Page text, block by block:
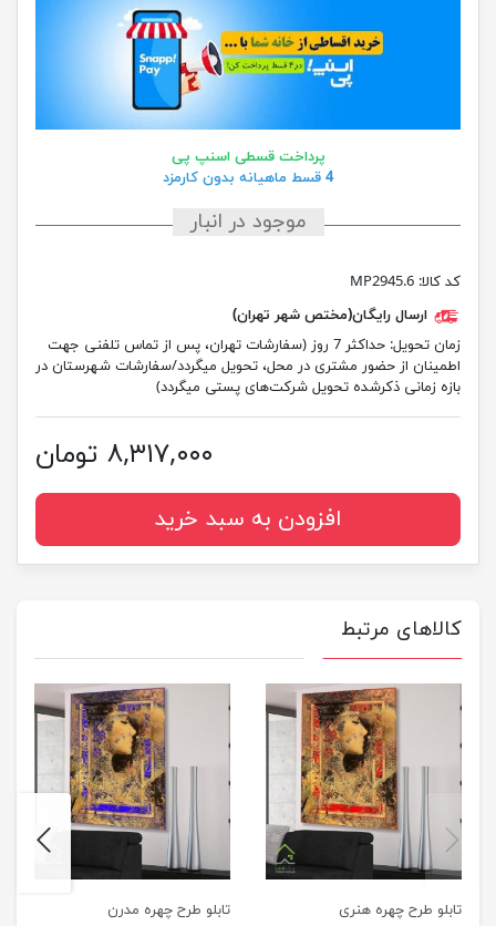
پرداخت قسطی اسنپ پی
4 قسط ماهیانه بدون کارمزد
موجود در انبار
کد کالا: MP2945.6
ارسال رایگان(مختص شهر تهران)
زمان تحویل:
حداکثر 7 روز (سفارشات تهران، پس از تماس تلفنی جهت
اطمینان از حضور مشتری در محل، تحویل میگردد/سفارشات شهرستان در
بازه زمانی ذکرشده تحویل شرکت‌های پستی میگردد)
۸,۳۱۷,۰۰۰ تومان
افزودن به سبد خرید
کالاهای مرتبط
تابلو طرح چهره هنری تابلو طرح چهره مدرن
previus